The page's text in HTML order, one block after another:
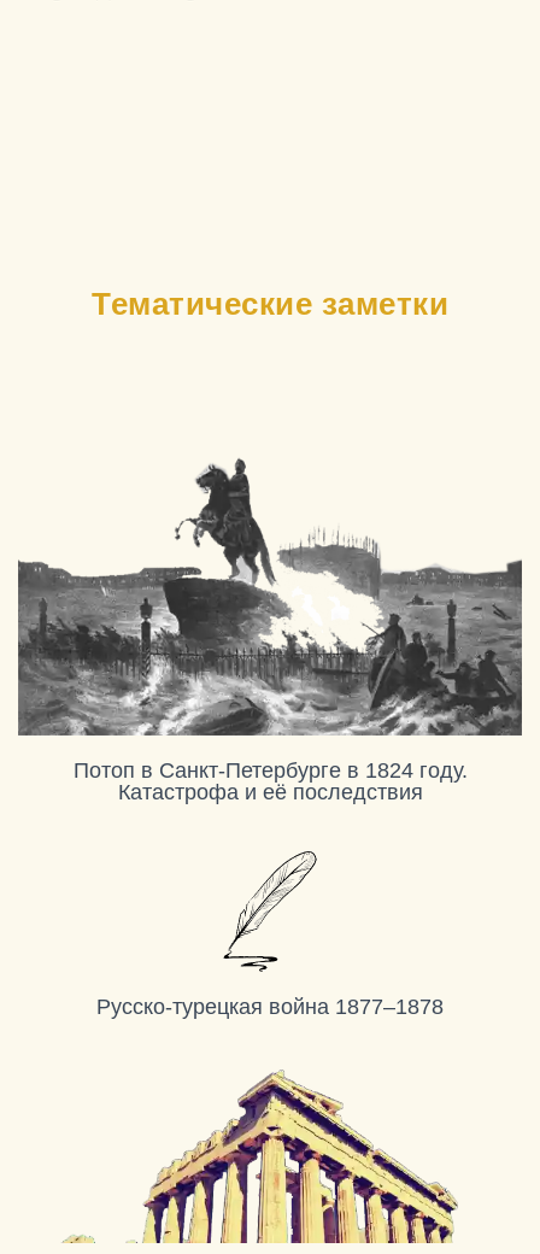
Тематические заметки
Потоп в Санкт-Петербурге в 1824 году.
Катастрофа и её последствия
Русско-турецкая война 1877–1878